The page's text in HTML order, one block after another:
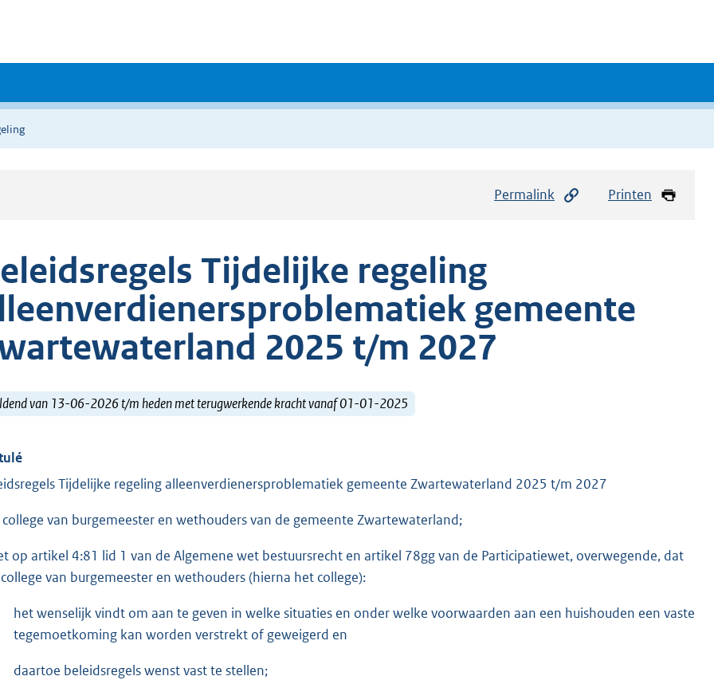
Permalink Printen
Tijdelijke regeling
gemeente
2025 t/m 2027
van 13-06-2026 t/m heden met terugwerkende kracht vanaf 01-01-2025
Tijdelijke regeling alleenverdienersproblematiek gemeente Zwartewaterland 2025 t/m 2027
van burgemeester en wethouders van de gemeente Zwartewaterland;
op artikel 4:81 lid 1 van de Algemene wet bestuursrecht en artikel 78gg van de Participatiewet, overwegende, dat
van burgemeester en wethouders (hierna het college):
het wenselijk vindt om aan te geven in welke situaties en onder welke voorwaarden aan een huishouden een vaste
tegemoetkoming kan worden verstrekt of geweigerd en
daartoe beleidsregels wenst vast te stellen;